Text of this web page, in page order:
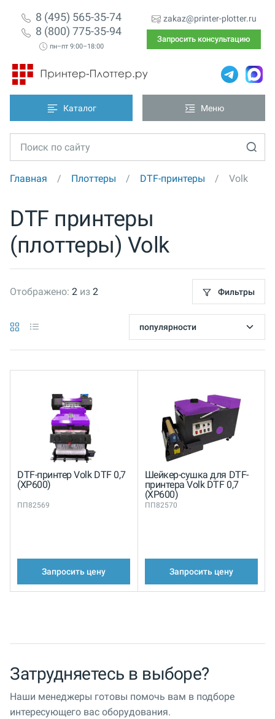
8 (495) 565-35-74
8 (800) 775-35-94
пн–пт 9:00–18:00
zakaz@printer-plotter.ru
Запросить консультацию
Каталог Меню
Главная Плоттеры DTF-принтеры Volk
DTF принтеры
(плоттеры) Volk
Отображено: 2 из 2 Фильтры
DTF-принтер Volk DTF 0,7
(XP600)
ПП82569
Запросить цену
Шейкер-сушка для DTF-
принтера Volk DTF 0,7
(XP600)
ПП82570
Запросить цену
Затрудняетесь в выборе?
Наши менеджеры готовы помочь вам в подборе
интересующего вас оборудования.